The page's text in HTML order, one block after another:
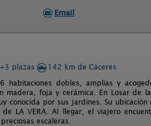
Email
plazas
142 km de Cáceres
habitaciones dobles, amplias y
madera, foja y cerámica. En Losar de
conocida por sus jardines. Su
LA VERA. Al llegar, el viajero
escaleras.